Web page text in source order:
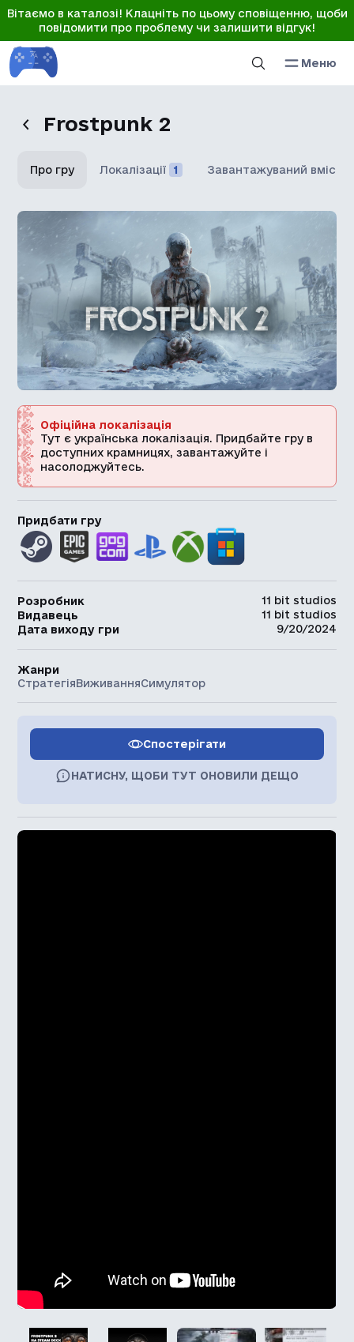
Вітаємо в каталозі! Клацніть по цьому сповіщенню, щоби
повідомити про проблему чи залишити відгук!
Меню
Frostpunk 2
Про гру Локалізації 1 Завантажуваний вміст
Офіційна локалізація
Тут є українська локалізація. Придбайте гру в
доступних крамницях, завантажуйте і
насолоджуйтесь.
Придбати гру
Розробник
11 bit studios
Видавець
11 bit studios
Дата виходу гри
9/20/2024
Жанри
СтратегіяВиживанняСимулятор
Спостерігати
НАТИСНУ, ЩОБИ ТУТ ОНОВИЛИ ДЕЩО